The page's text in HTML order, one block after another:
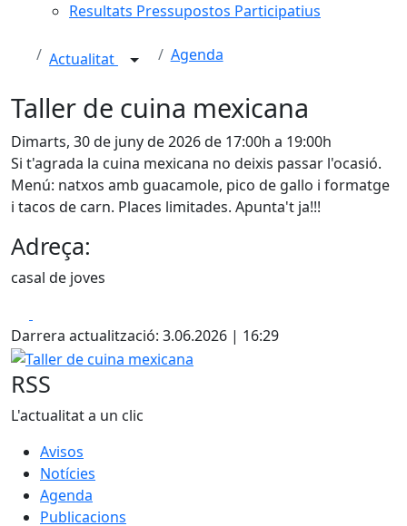
Resultats Pressupostos Participatius
Actualitat Agenda
Taller de cuina mexicana
Dimarts, 30 de juny de 2026 de 17:00h a 19:00h
Si t'agrada la cuina mexicana no deixis passar l'ocasió.
Menú: natxos amb guacamole, pico de gallo i formatge
i tacos de carn. Places limitades. Apunta't ja!!!
Adreça:
casal de joves
Darrera actualització: 3.06.2026 | 16:29
Taller de cuina mexicana
RSS
L'actualitat a un clic
Avisos
Notícies
Agenda
Publicacions